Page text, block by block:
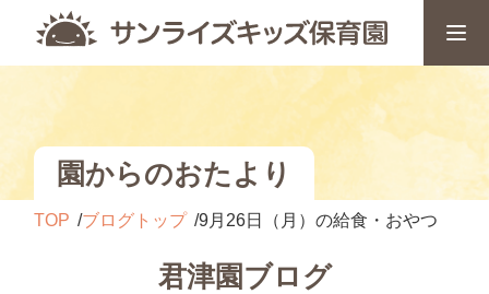
園からのおたより
TOP ブログトップ 9月26日（月）の給食・おやつ
君津園ブログ